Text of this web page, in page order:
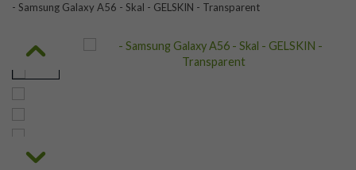
- Samsung Galaxy A56 - Skal - GELSKIN - Transparent